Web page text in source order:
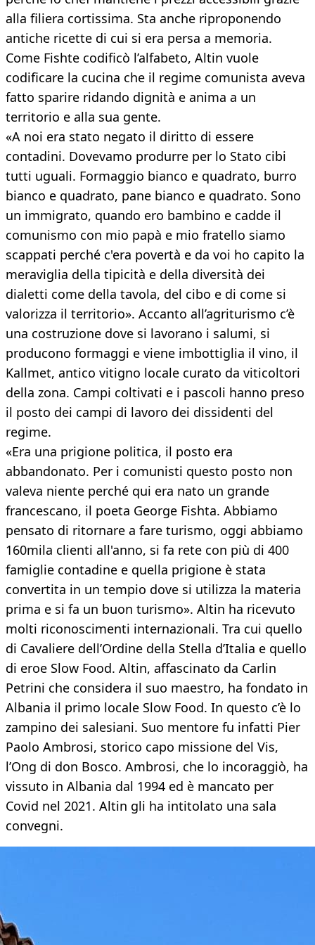
alla filiera cortissima. Sta anche riproponendo
antiche ricette di cui si era persa a memoria.
Come Fishte codificò l’alfabeto, Altin vuole
codificare la cucina che il regime comunista aveva
fatto sparire ridando dignità e anima a un
territorio e alla sua gente.
«A noi era stato negato il diritto di essere
contadini. Dovevamo produrre per lo Stato cibi
tutti uguali. Formaggio bianco e quadrato, burro
bianco e quadrato, pane bianco e quadrato. Sono
un immigrato, quando ero bambino e cadde il
comunismo con mio papà e mio fratello siamo
scappati perché c'era povertà e da voi ho capito la
meraviglia della tipicità e della diversità dei
dialetti come della tavola, del cibo e di come si
valorizza il territorio». Accanto all’agriturismo c’è
una costruzione dove si lavorano i salumi, si
producono formaggi e viene imbottiglia il vino, il
Kallmet, antico vitigno locale curato da viticoltori
della zona. Campi coltivati e i pascoli hanno preso
il posto dei campi di lavoro dei dissidenti del
regime.
«Era una prigione politica, il posto era
abbandonato. Per i comunisti questo posto non
valeva niente perché qui era nato un grande
francescano, il poeta George Fishta. Abbiamo
pensato di ritornare a fare turismo, oggi abbiamo
160mila clienti all'anno, si fa rete con più di 400
famiglie contadine e quella prigione è stata
convertita in un tempio dove si utilizza la materia
prima e si fa un buon turismo». Altin ha ricevuto
molti riconoscimenti internazionali. Tra cui quello
di Cavaliere dell’Ordine della Stella d’Italia e quello
di eroe Slow Food. Altin, affascinato da Carlin
Petrini che considera il suo maestro, ha fondato in
Albania il primo locale Slow Food. In questo c’è lo
zampino dei salesiani. Suo mentore fu infatti Pier
Paolo Ambrosi, storico capo missione del Vis,
l’Ong di don Bosco. Ambrosi, che lo incoraggiò, ha
vissuto in Albania dal 1994 ed è mancato per
Covid nel 2021. Altin gli ha intitolato una sala
convegni.